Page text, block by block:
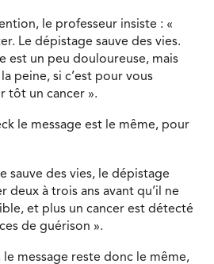
le professeur insiste : «
Le dépistage sauve des vies.
est un peu douloureuse, mais
peine, si c’est pour vous
tôt un cancer ».
le message est le même, pour
sauve des vies, le dépistage
deux à trois ans avant qu’il ne
et plus un cancer est détecté
de guérison ».
le message reste donc le même,